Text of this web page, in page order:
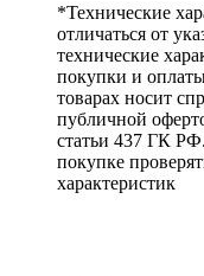
*Технические
отличаться от
технические
покупки и
товарах носит
публичной
статьи 437 ГК
покупке
характеристик